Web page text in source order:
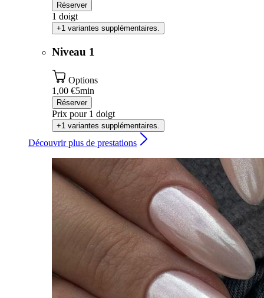
Réserver
1 doigt
+1 variantes supplémentaires.
Niveau 1
Options
1,00 €5min
Réserver
Prix pour 1 doigt
+1 variantes supplémentaires.
Découvrir plus de prestations